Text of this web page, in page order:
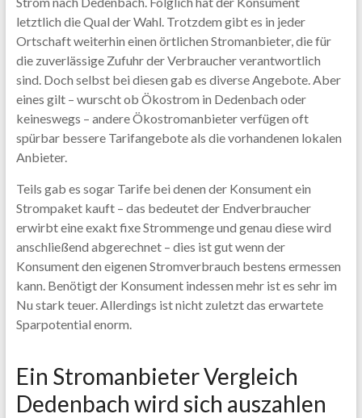
letztlich die Qual der Wahl. Trotzdem gibt es in jeder
Ortschaft weiterhin einen örtlichen Stromanbieter, die für
die zuverlässige Zufuhr der Verbraucher verantwortlich
sind. Doch selbst bei diesen gab es diverse Angebote. Aber
eines gilt – wurscht ob Ökostrom in Dedenbach oder
keineswegs – andere Ökostromanbieter verfügen oft
spürbar bessere Tarifangebote als die vorhandenen lokalen
Anbieter.
Teils gab es sogar Tarife bei denen der Konsument ein
Strompaket kauft – das bedeutet der Endverbraucher
erwirbt eine exakt fixe Strommenge und genau diese wird
anschließend abgerechnet – dies ist gut wenn der
Konsument den eigenen Stromverbrauch bestens ermessen
kann. Benötigt der Konsument indessen mehr ist es sehr im
Nu stark teuer. Allerdings ist nicht zuletzt das erwartete
Sparpotential enorm.
Ein Stromanbieter Vergleich
Dedenbach wird sich auszahlen